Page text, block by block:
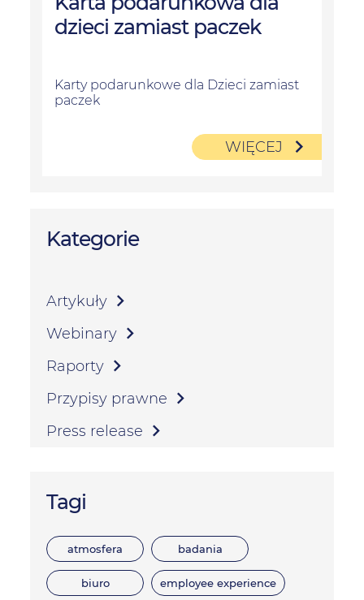
Kategorie
Artykuły
Webinary
Raporty
Przypisy prawne
Press release
Tagi
atmosfera badania
biuro employee experience
dzieci zamiast paczek
Karty podarunkowe dla Dzieci zamiast
paczek
WIĘCEJ